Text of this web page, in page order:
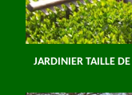
JARDINIER TAILLE